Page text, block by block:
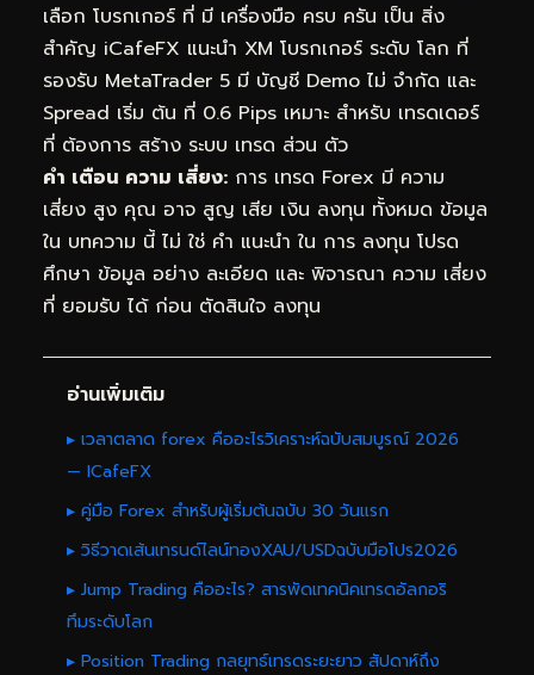
เลือก โบรกเกอร์ ที่ มี เครื่องมือ ครบ ครัน เป็น สิ่ง
สำคัญ iCafeFX แนะนำ XM โบรกเกอร์ ระดับ โลก ที่
รองรับ MetaTrader 5 มี บัญชี Demo ไม่ จำกัด และ
Spread เริ่ม ต้น ที่ 0.6 Pips เหมาะ สำหรับ เทรดเดอร์
ที่ ต้องการ สร้าง ระบบ เทรด ส่วน ตัว
คำ เตือน ความ เสี่ยง: การ เทรด Forex มี ความ
เสี่ยง สูง คุณ อาจ สูญ เสีย เงิน ลงทุน ทั้งหมด ข้อมูล
ใน บทความ นี้ ไม่ ใช่ คำ แนะนำ ใน การ ลงทุน โปรด
ศึกษา ข้อมูล อย่าง ละเอียด และ พิจารณา ความ เสี่ยง
ที่ ยอมรับ ได้ ก่อน ตัดสินใจ ลงทุน
อ่านเพิ่มเติม
▸ เวลาตลาด forex คืออะไรวิเคราะห์ฉบับสมบูรณ์ 2026
— ICafeFX
▸ คู่มือ Forex สำหรับผู้เริ่มต้นฉบับ 30 วันแรก
▸ วิธีวาดเส้นเทรนด์ไลน์ทองXAU/USDฉบับมือโปร2026
▸ Jump Trading คืออะไร? สารพัดเทคนิคเทรดอัลกอริ
ทึมระดับโลก
▸ Position Trading กลยุทธ์เทรดระยะยาว สัปดาห์ถึง